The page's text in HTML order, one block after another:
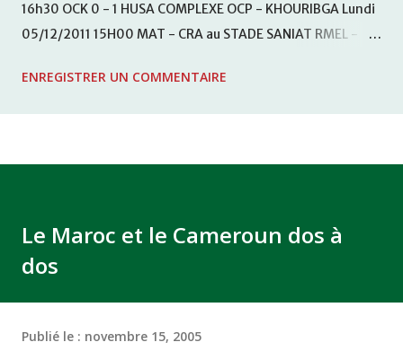
16h30 OCK 0 - 1 HUSA COMPLEXE OCP - KHOURIBGA Lundi
05/12/2011 15H00 MAT - CRA au STADE SANIAT RMEL -
KHEMISET Mardi 06/12/2011 15H00 WAF - OCS au
ENREGISTRER UN COMMENTAIRE
Le Maroc et le Cameroun dos à
dos
Publié le : novembre 15, 2005